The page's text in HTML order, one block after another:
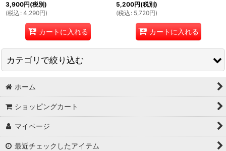
3,900円(税別)
(税込 : 4,290円)
カートに入れる
5,200円(税別)
(税込 : 5,720円)
カートに入れる
カテゴリで絞り込む
飛行機 (全商品)
ハセガワ1/72
ハセガワ1/48
ホーム
ショッピングカート
マイページ
最近チェックしたアイテム